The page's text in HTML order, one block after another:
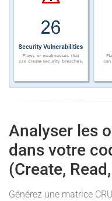
Analyser les
dans votre
(Create,
Générez une matrice